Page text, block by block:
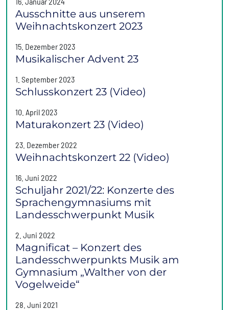
Ausschnitte aus unserem
Weihnachtskonzert 2023
15. Dezember 2023
Musikalischer Advent 23
1. September 2023
Schlusskonzert 23 (Video)
10. April 2023
Maturakonzert 23 (Video)
23. Dezember 2022
Weihnachtskonzert 22 (Video)
16. Juni 2022
Schuljahr 2021/22: Konzerte des
Sprachengymnasiums mit
Landesschwerpunkt Musik
2. Juni 2022
Magnificat – Konzert des
Landesschwerpunkts Musik am
Gymnasium „Walther von der
Vogelweide“
28. Juni 2021